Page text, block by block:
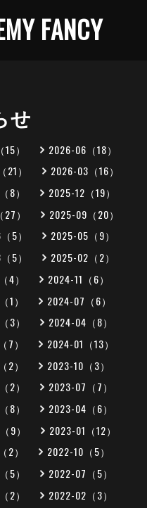
FANCY
せ
）
2026-06（18）
）
2026-03（16）
8）
2025-12（19）
）
2025-09（20）
5）
2025-05（9）
5）
2025-02（2）
4）
2024-11（6）
1）
2024-07（6）
3）
2024-04（8）
7）
2024-01（13）
2）
2023-10（3）
2）
2023-07（7）
8）
2023-04（6）
9）
2023-01（12）
2）
2022-10（5）
5）
2022-07（5）
2）
2022-02（3）